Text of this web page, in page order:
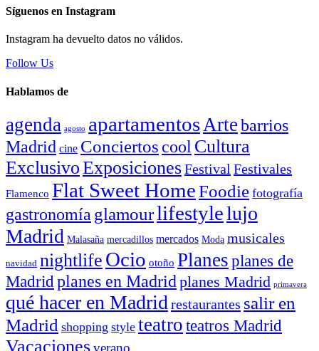
Síguenos en Instagram
Instagram ha devuelto datos no válidos.
Follow Us
Hablamos de
agenda agosto apartamentos Artebarrios
Madrid cine Conciertos cool Cultura
ExclusivoExposicionesFestival Festivales
Flamenco Flat Sweet HomeFoodie fotografía
gastronomía glamourlifestylelujo
Madrid Malasaña mercadillos mercados Moda musicales
navidad nightlife Ocio otoño Planes planes de
Madrid planes en Madrid planes Madrid primavera
qué hacer en Madrid restaurantes salir en
Madrid shopping style teatro teatros Madrid
Vacacionesverano